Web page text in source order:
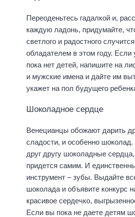
Переоденьтесь гадалкой и,
каждую ладонь, придумайте,
светлого и радостного
обладателем в этом году. Если
пока нет детей, напишите на
и мужские имена и дайте им
укажет на пол будущего
Шоколадное сердце
Венецианцы обожают дарить
сладости, и особенно
друг другу шоколадные сердца,
придется самим. И
инструмент – зубы. Выдайте
шоколада и объявите конкурс
красивое сердечко,
Если вы пока не даете детям